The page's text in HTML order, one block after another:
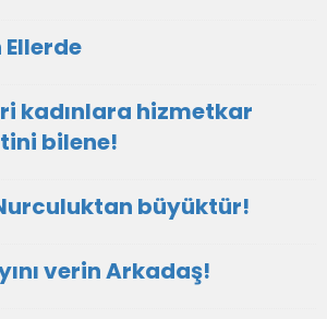
Ellerde
kadınlara hizmetkar
bilene!
büyüktür!
verin Arkadaş!